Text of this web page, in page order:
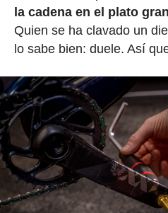
la cadena en el plato
Quien se ha clavado un
lo sabe bien: duele. Así